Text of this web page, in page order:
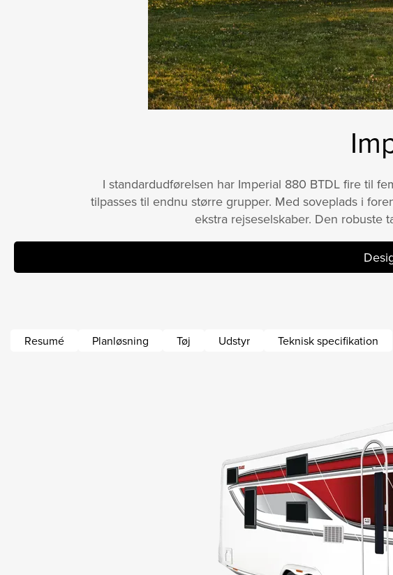
I standardudførelsen har Imperial 880 BTDL fire til
tilpasses til endnu større grupper. Med soveplads i
ekstra rejseselskaber. Den
Resumé Planløsning Tøj Udstyr Teknisk specifikation